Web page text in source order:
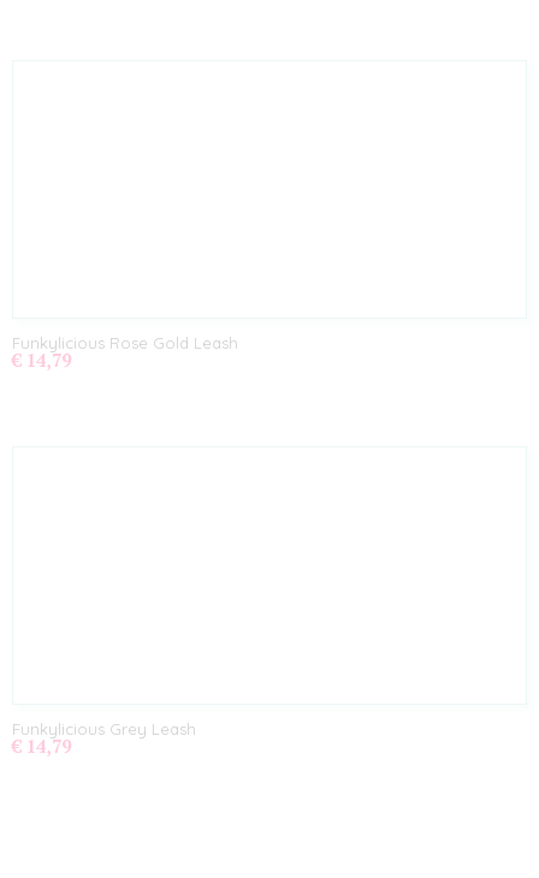
Funkylicious Rose Gold Leash
€ 14,79
Funkylicious Grey Leash
€ 14,79